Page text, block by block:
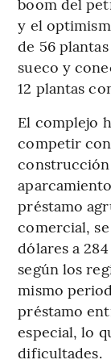
y el
de 56
sueco y
12 plantas
El complejo
competir
préstamo
comercial,
dólares a
según los
mismo
préstamo
especial, lo
dificultades.